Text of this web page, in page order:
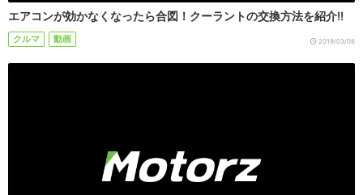
エアコンが効かなくなったら合図！クーラントの交換方法を紹介!!
クルマ 動画 2019/03/08